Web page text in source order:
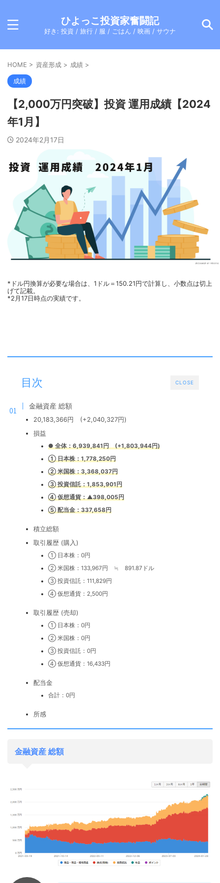
ひよっこ投資家奮闘記
好き: 投資 / 旅行 / 服 / ごはん / 映画 / サウナ
HOME > 資産形成 > 成績 >
成績
【2,000万円突破】投資 運用成績【2024
年1月】
2024年2月17日
*ドル円換算が必要な場合は、1ドル＝150.21円で計算し、小数点は切上
げて記載。
*2月17日時点の実績です。
CLOSE
目次
金融資産 総額
20,183,366円 (+2,040,327円)
損益
●全体：6,939,841円 (+1,803,944円)
① 日本株：1,778,250円
② 米国株：3,368,037円
③ 投資信託：1,853,901円
④ 仮想通貨：▲398,005円
⑤ 配当金：337,658円
積立総額
取引履歴 (購入)
① 日本株：0円
② 米国株：133,967円 ≒ 891.87ドル
③ 投資信託：111,829円
④ 仮想通貨：2,500円
取引履歴 (売却)
① 日本株：0円
② 米国株：0円
③ 投資信託：0円
④ 仮想通貨：16,433円
配当金
合計：0円
所感
金融資産 総額